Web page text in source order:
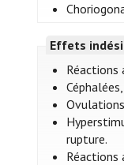
Effets
Réactions
rupture.
Réactions